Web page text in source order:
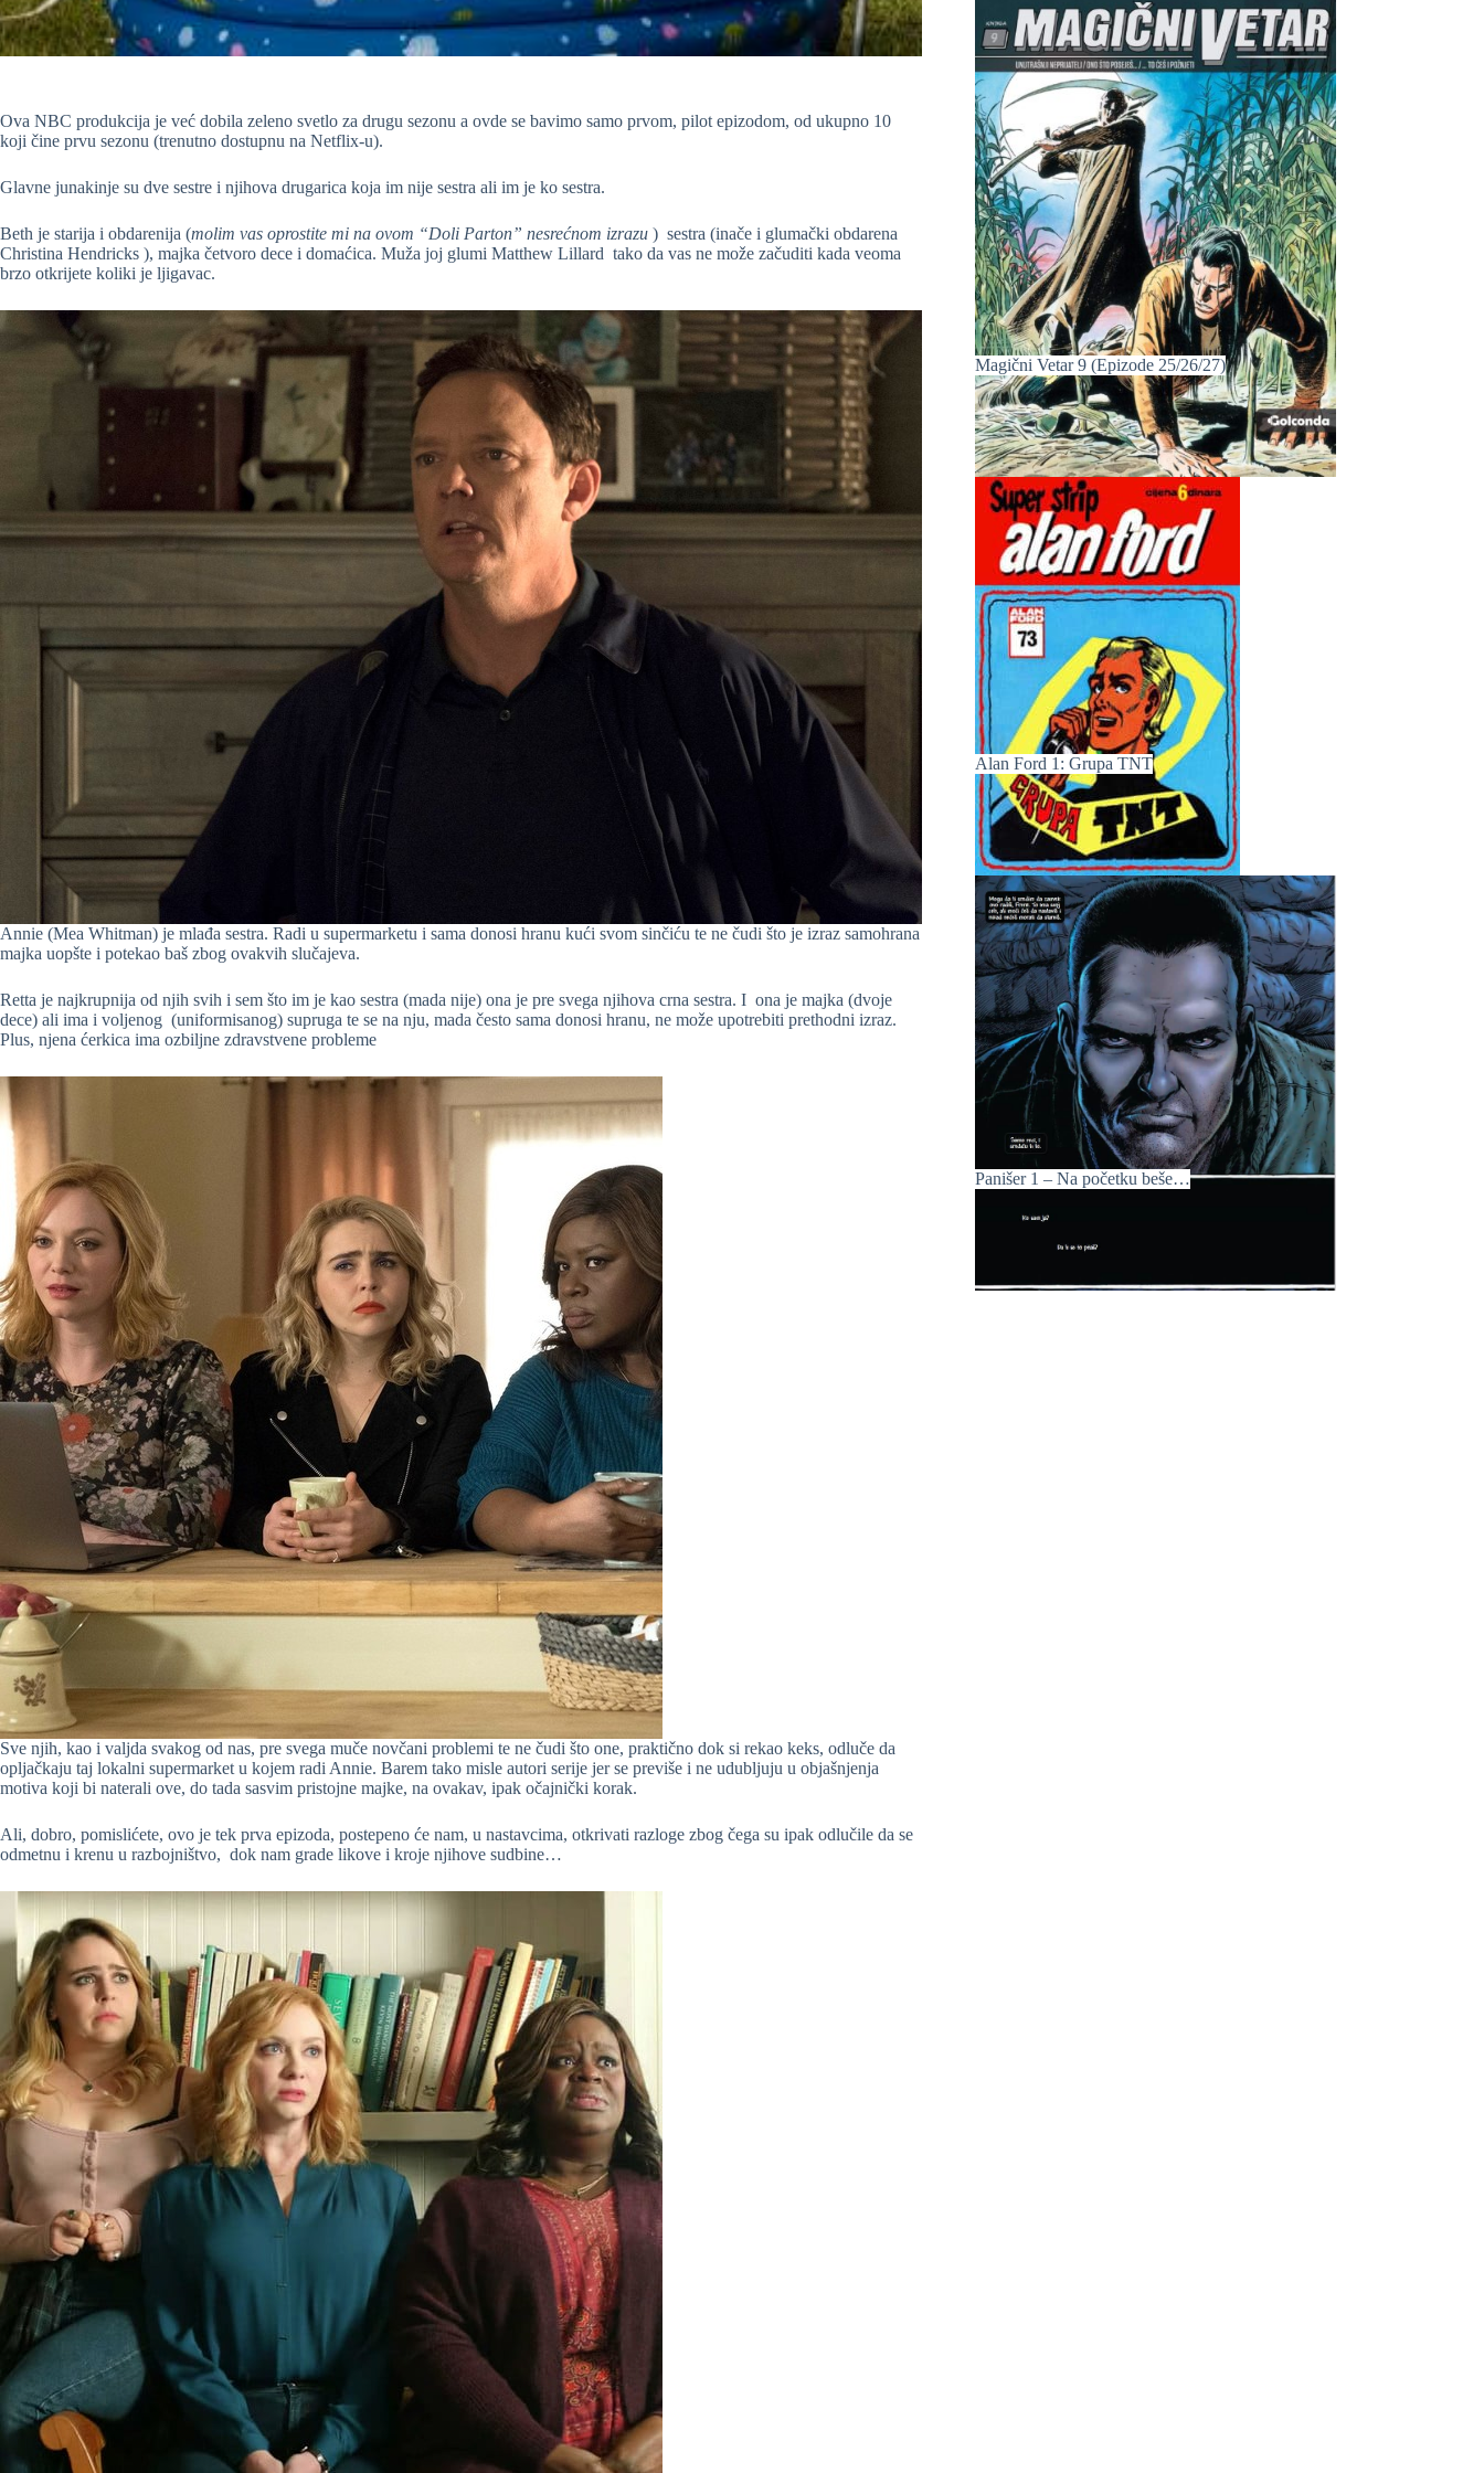
Ova NBC produkcija je već dobila zeleno svetlo za drugu sezonu a ovde se bavimo samo prvom, pilot epizodom, od ukupno 10
koji čine prvu sezonu (trenutno dostupnu na Netflix-u).
Glavne junakinje su dve sestre i njihova drugarica koja im nije sestra ali im je ko sestra.
Beth je starija i obdarenija (molim vas oprostite mi na ovom “Doli Parton” nesrećnom izrazu ) sestra (inače i glumački obdarena
Christina Hendricks ), majka četvoro dece i domaćica. Muža joj glumi Matthew Lillard tako da vas ne može začuditi kada veoma
brzo otkrijete koliki je ljigavac.
Annie (Mea Whitman) je mlađa sestra. Radi u supermarketu i sama donosi hranu kući svom sinčiću te ne čudi što je izraz samohrana
majka uopšte i potekao baš zbog ovakvih slučajeva.
Retta je najkrupnija od njih svih i sem što im je kao sestra (mada nije) ona je pre svega njihova crna sestra. I ona je majka (dvoje
dece) ali ima i voljenog (uniformisanog) supruga te se na nju, mada često sama donosi hranu, ne može upotrebiti prethodni izraz.
Plus, njena ćerkica ima ozbiljne zdravstvene probleme
Sve njih, kao i valjda svakog od nas, pre svega muče novčani problemi te ne čudi što one, praktično dok si rekao keks, odluče da
opljačkaju taj lokalni supermarket u kojem radi Annie. Barem tako misle autori serije jer se previše i ne udubljuju u objašnjenja
motiva koji bi naterali ove, do tada sasvim pristojne majke, na ovakav, ipak očajnički korak.
Ali, dobro, pomislićete, ovo je tek prva epizoda, postepeno će nam, u nastavcima, otkrivati razloge zbog čega su ipak odlučile da se
odmetnu i krenu u razbojništvo, dok nam grade likove i kroje njihove sudbine…
Magični Vetar 9 (Epizode 25/26/27)
Alan Ford 1: Grupa TNT
Panišer 1 – Na početku beše…